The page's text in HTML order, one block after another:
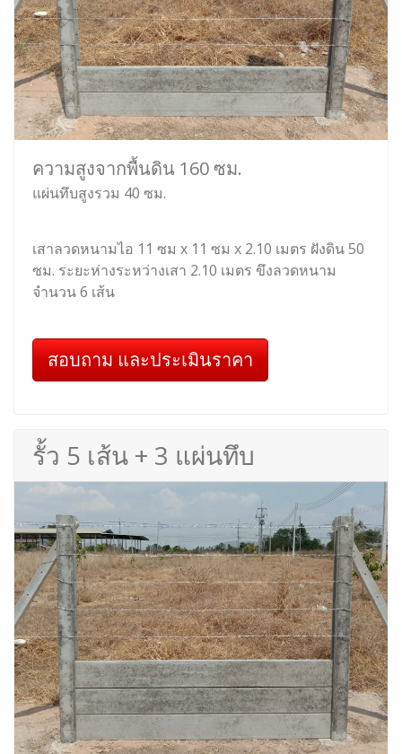
ความสูงจากพื้นดิน 160 ซม.
แผ่นทึบสูงรวม 40 ซม.
เสาลวดหนามไอ 11 ซม x 11 ซม x 2.10 เมตร ฝังดิน 50
ซม. ระยะห่างระหว่างเสา 2.10 เมตร ขึงลวดหนาม
จำนวน 6 เส้น
สอบถาม และประเมินราคา
รั้ว 5 เส้น + 3 แผ่นทึบ